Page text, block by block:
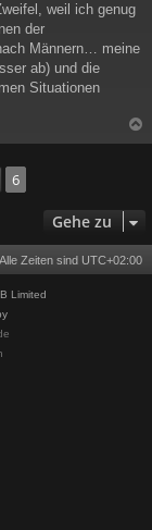
weil ich genug
der
Männern… meine
ab) und die
Situationen
a
n
6
Gehe zu
Alle Zeiten sind UTC+02:00
Limited